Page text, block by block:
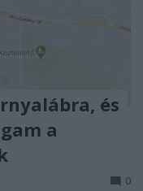
és
a
0